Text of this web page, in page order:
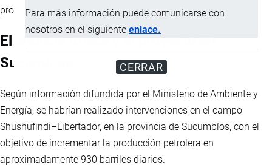
Para más información puede comunicarse con
nosotros en el siguienteenlace.
CERRAR
producción nacional.
El anuncio oficial y el proyecto en
Sucumbíos
Según información difundida por el Ministerio de Ambiente y
Energía, se habrían realizado intervenciones en el campo
Shushufindi–Libertador, en la provincia de Sucumbíos, con el
objetivo de incrementar la producción petrolera en
aproximadamente 930 barriles diarios.